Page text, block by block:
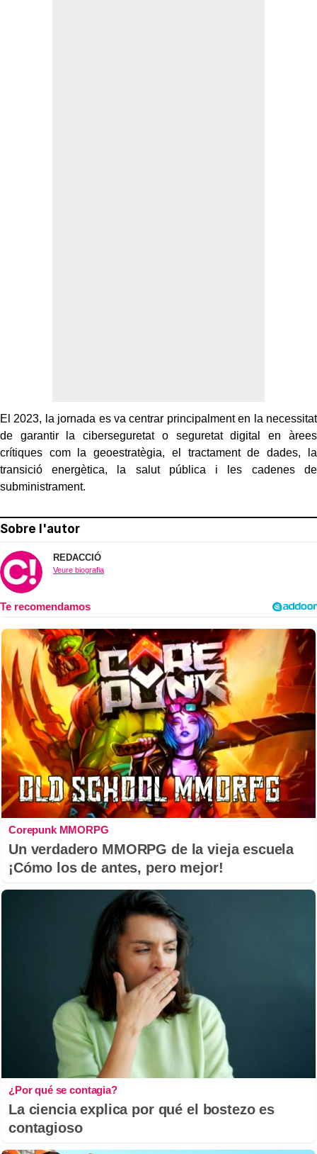
El 2023, la jornada es va centrar principalment en la necessitat
de garantir la ciberseguretat o seguretat digital en àrees
crítiques com la geoestratègia, el tractament de dades, la
transició energètica, la salut pública i les cadenes de
subministrament.
Sobre l'autor
REDACCIÓ
Veure biografia
Corepunk MMORPG
Un verdadero MMORPG de la vieja escuela
¡Cómo los de antes, pero mejor!
¿Por qué se contagia?
La ciencia explica por qué el bostezo es
contagioso